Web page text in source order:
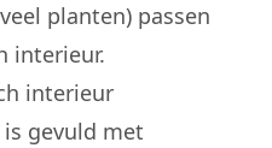
planten) passen
interieur.
interieur
gevuld met